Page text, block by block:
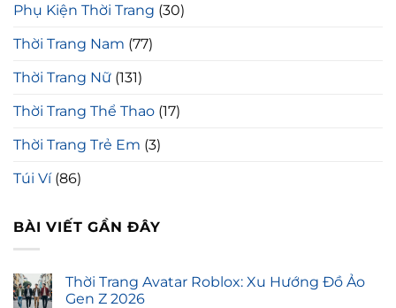
Phụ Kiện Thời Trang (30)
Thời Trang Nam (77)
Thời Trang Nữ (131)
Thời Trang Thể Thao (17)
Thời Trang Trẻ Em (3)
Túi Ví(86)
BÀI VIẾT GẦN ĐÂY
Thời Trang Avatar Roblox: Xu Hướng Đồ Ảo
Gen Z 2026